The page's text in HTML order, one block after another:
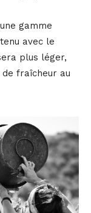
gamme
avec le
plus léger,
fraîcheur au